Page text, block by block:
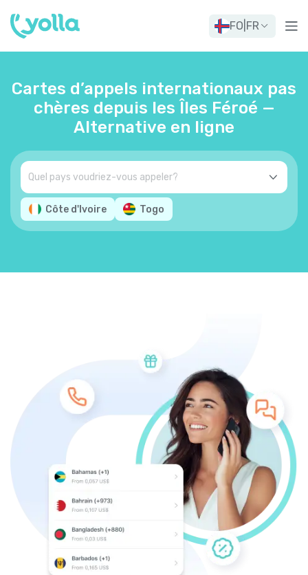
FO FR
Cartes d’appels internationaux pas
chères depuis les Îles Féroé —
Alternative en ligne
Côte d'Ivoire Togo